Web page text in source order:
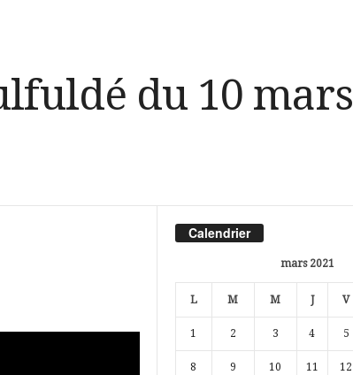
du 10 mars
Calendrier
mars 2021
L M M J V
1 2 3 4 5
8 9 10 11 12